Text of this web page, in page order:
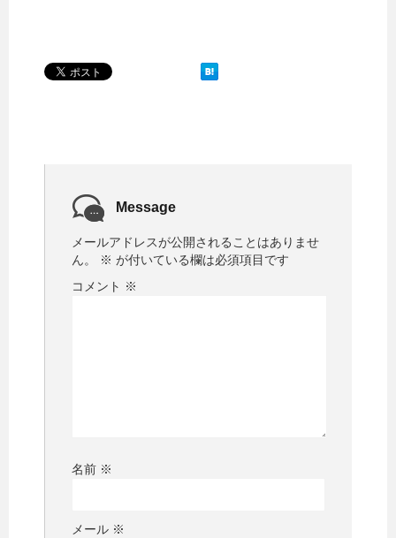
Message
メールアドレスが公開されることはありませ
ん。
※ が付いている欄は必須項目です
コメント ※
名前 ※
メール ※